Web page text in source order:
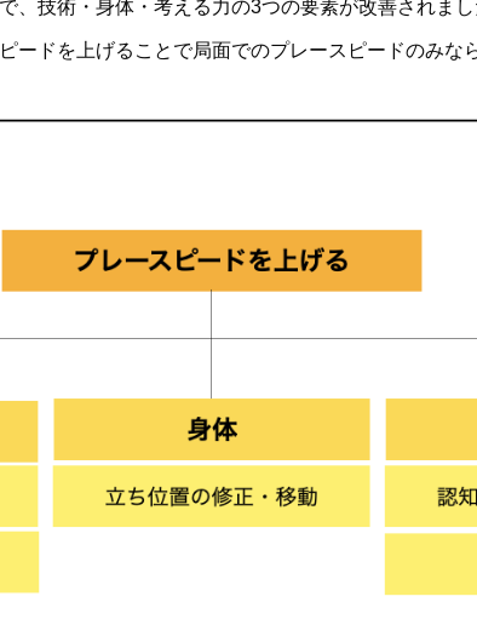
、技術・身体・考える力の3つの要素が改善されまし
ードを上げることで局面でのプレースピードのみな